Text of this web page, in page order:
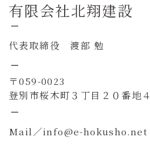
有限会社北翔建設
代表取締役 渡部 勉
〒059-0023
登別市桜木町３丁目２０番地４
Mail／info@e-hokusho.net